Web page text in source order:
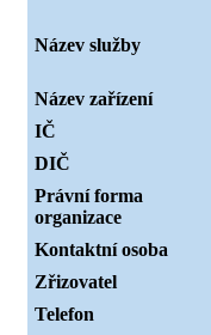
Název služby
Název zařízení
IČ
DIČ
Právní forma
organizace
Kontaktní osoba
Zřizovatel
Telefon